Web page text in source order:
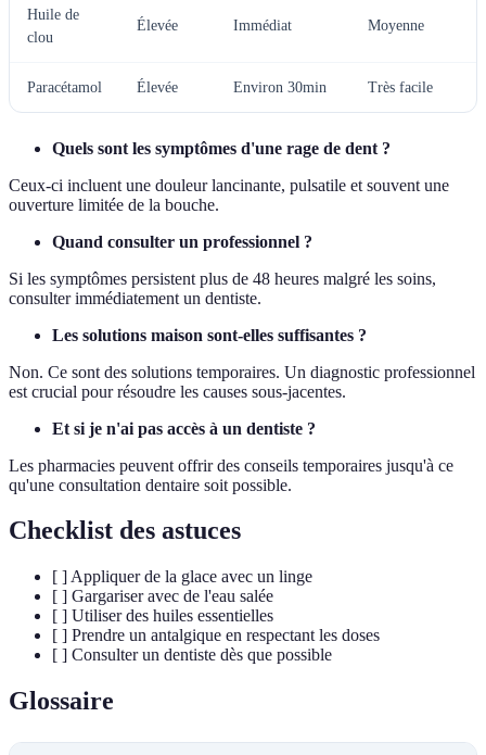
Huile de
clou
Élevée Immédiat Moyenne
Paracétamol Élevée Environ 30min Très facile
Quels sont les symptômes d'une rage de dent ?
Ceux-ci incluent une douleur lancinante, pulsatile et souvent une
ouverture limitée de la bouche.
Quand consulter un professionnel ?
Si les symptômes persistent plus de 48 heures malgré les soins,
consulter immédiatement un dentiste.
Les solutions maison sont-elles suffisantes ?
Non. Ce sont des solutions temporaires. Un diagnostic professionnel
est crucial pour résoudre les causes sous-jacentes.
Et si je n'ai pas accès à un dentiste ?
Les pharmacies peuvent offrir des conseils temporaires jusqu'à ce
qu'une consultation dentaire soit possible.
Checklist des astuces
[ ] Appliquer de la glace avec un linge
[ ] Gargariser avec de l'eau salée
[ ] Utiliser des huiles essentielles
[ ] Prendre un antalgique en respectant les doses
[ ] Consulter un dentiste dès que possible
Glossaire